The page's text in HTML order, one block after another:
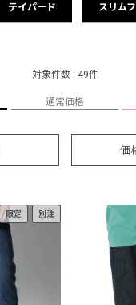
テイパード スリム
対象件数 : 49件
通常価格
価
限定 別注